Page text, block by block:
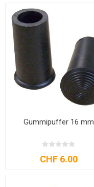
Gummipuffer 16 mm
CHF 6.00